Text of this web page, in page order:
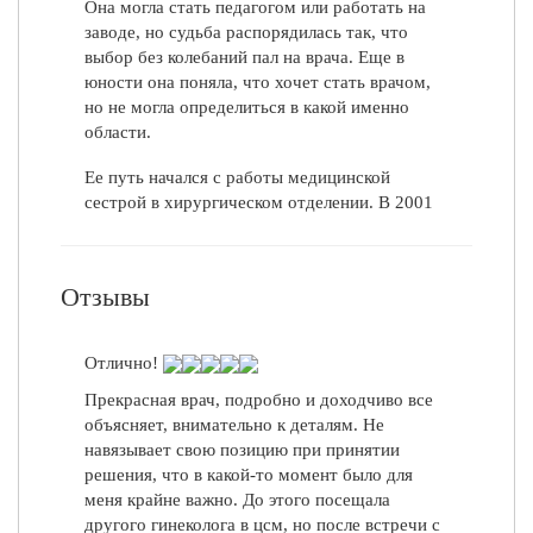
пациентам. Выданные рекомендации помогли.
Важно, что обратился именно к Ольге
Викторовна. С уважением, Константин
Васильевич Т.
Константин Т., 03.05.2022
Она могла стать педагогом или работать на
заводе, но судьба распорядилась так, что
выбор без колебаний пал на врача. Еще в
юности она поняла, что хочет стать врачом,
но не могла определиться в какой именно
области.
Ее путь начался с работы медицинской
сестрой в хирургическом отделении. В 2001
деятельность по направлению, которое
гинекология и акушерство. На позиции
акушера-гинеколога в Центре семейной
медицины она работает с 2009 года.
Наталья Владимировна считает, что
постоянное самообразование и поиск чего-то
нового – неотъемлемая часть жизни врача.
Поэтому чтение книг, участие в вебинарах,
Отзывы
Отлично!
Прекрасная врач, подробно и доходчиво все
объясняет, внимательно к деталям. Не
навязывает свою позицию при принятии
решения, что в какой-то момент было для
меня крайне важно. До этого посещала
другого гинеколога в цсм, но после встречи с